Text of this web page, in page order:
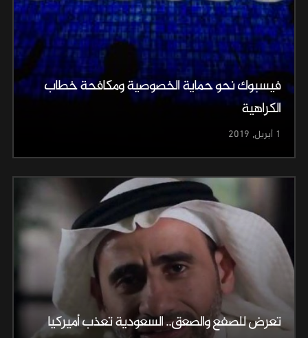
فيسبوك نحو حماية الخصوصية ومكافحة خطاب
الكراهية
1 أبريل, 2019
تعرض للصفع والصعق.. السعودية تعذب أميركيا